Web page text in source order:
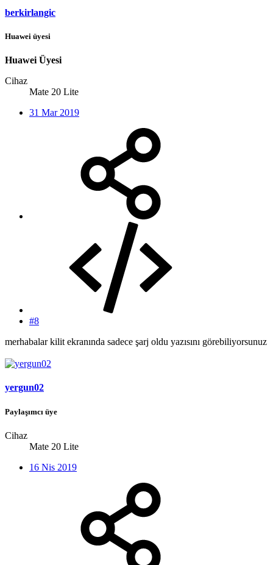
berkirlangic
Huawei üyesi
Huawei Üyesi
Cihaz
Mate 20 Lite
31 Mar 2019
#8
merhabalar kilit ekranında sadece şarj oldu yazısını görebiliyorsunuz
yergun02
Paylaşımcı üye
Cihaz
Mate 20 Lite
16 Nis 2019